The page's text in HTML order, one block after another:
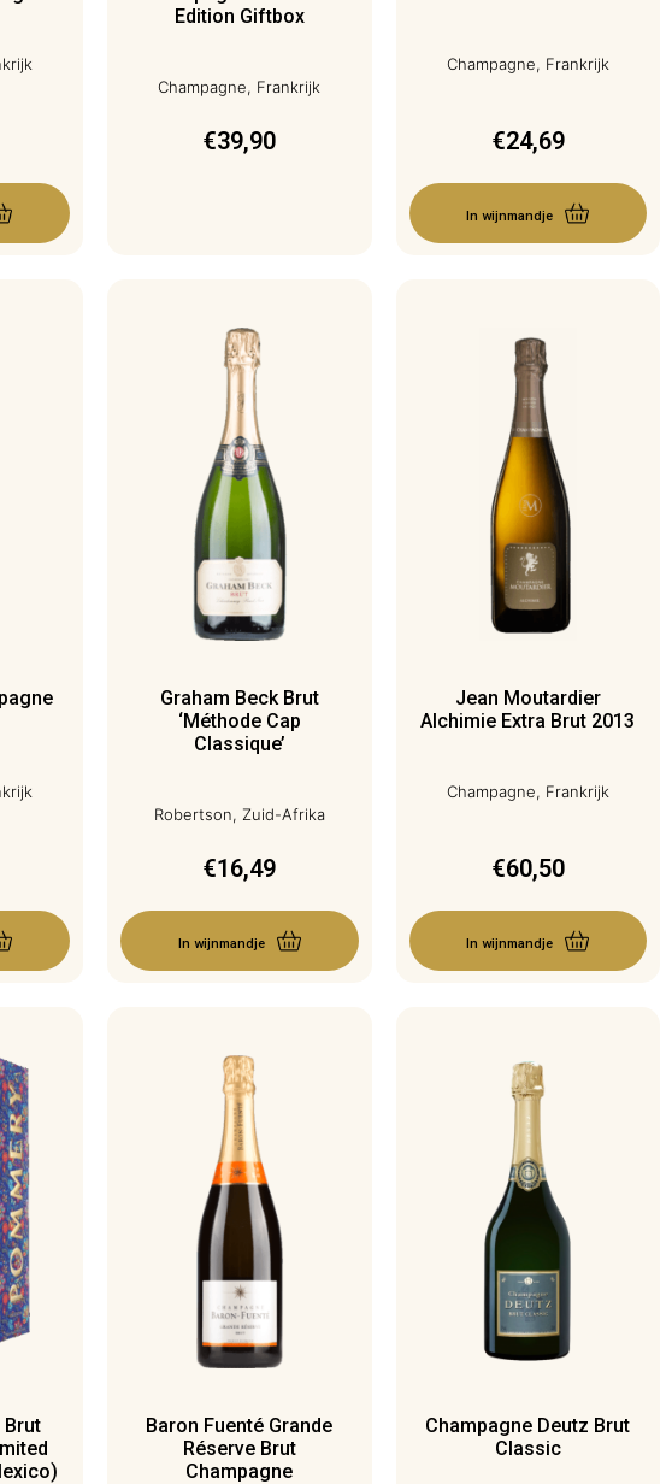
Edition Giftbox
Champagne, Frankrijk
€39,90
Champagne, Frankrijk
€24,69
In wijnmandje
Graham Beck Brut
‘Méthode Cap
Classique’
Robertson, Zuid-Afrika
€16,49
In wijnmandje
Jean Moutardier
Alchimie Extra Brut 2013
Champagne, Frankrijk
€60,50
In wijnmandje
Brut
Baron Fuenté Grande
Réserve Brut
Champagne
Champagne Deutz Brut
Classic